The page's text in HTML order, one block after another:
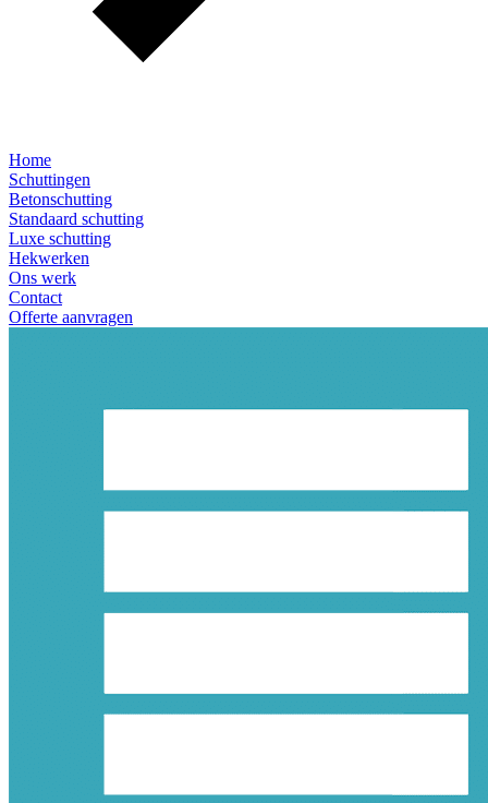
Home
Schuttingen
Betonschutting
Standaard schutting
Luxe schutting
Hekwerken
Ons werk
Contact
Offerte aanvragen